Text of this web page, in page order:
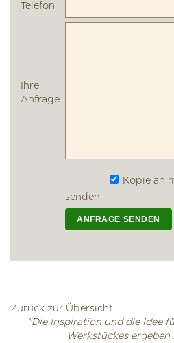
Telefon
Ihre
Anfrage
Kopie an
senden
Zurück zur Übersicht
"Die Inspiration und die Idee
Werkstückes ergeben